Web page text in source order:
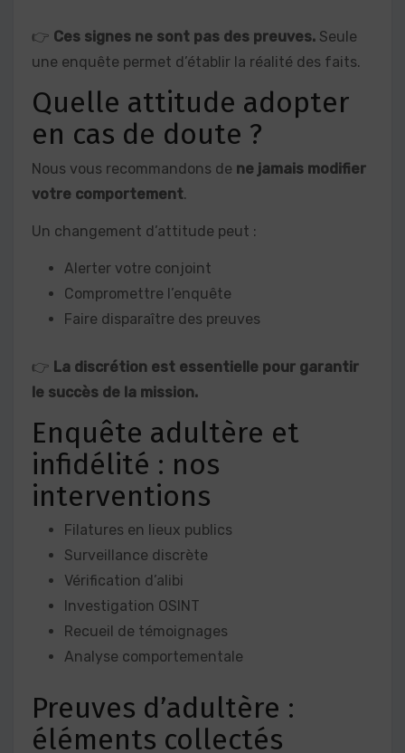
👉 Ces signes ne sont pas des preuves. Seule
une enquête permet d’établir la réalité des faits.
Quelle attitude adopter
en cas de doute ?
Nous vous recommandons de ne jamais modifier
votre comportement.
Un changement d’attitude peut :
Alerter votre conjoint
Compromettre l’enquête
Faire disparaître des preuves
👉 La discrétion est essentielle pour garantir
le succès de la mission.
Enquête adultère et
infidélité : nos
interventions
Filatures en lieux publics
Surveillance discrète
Vérification d’alibi
Investigation OSINT
Recueil de témoignages
Analyse comportementale
Preuves d’adultère :
éléments collectés